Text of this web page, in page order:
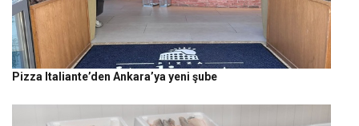
Pizza Italiante’den Ankara’ya yeni şube